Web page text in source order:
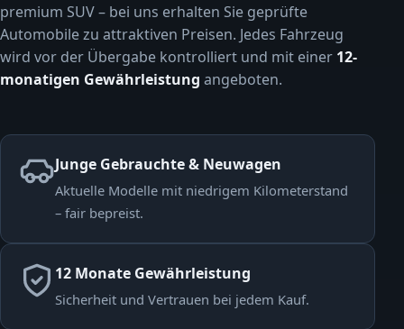
premium SUV – bei uns erhalten Sie geprüfte
Automobile zu attraktiven Preisen. Jedes Fahrzeug
wird vor der Übergabe kontrolliert und mit einer 12-
monatigen Gewährleistung angeboten.
Junge Gebrauchte & Neuwagen
Aktuelle Modelle mit niedrigem Kilometerstand
– fair bepreist.
12 Monate Gewährleistung
Sicherheit und Vertrauen bei jedem Kauf.